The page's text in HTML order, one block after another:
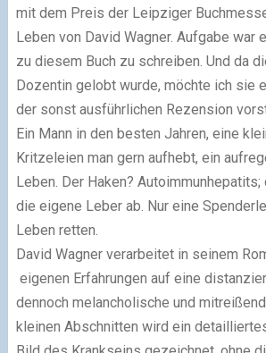
mit dem Preis der Leipziger
Leben von David Wagner. Aufgabe war
zu diesem Buch zu schreiben. Und da
Dozentin gelobt wurde, möchte ich sie
der sonst ausführlichen Rezension
Ein Mann in den besten Jahren, eine
Kritzeleien man gern aufhebt, ein
Leben. Der Haken?
die eigene Leber ab. Nur eine
Leben retten.
David Wagner verarbeitet in seinem
eigenen Erfahrungen auf eine
dennoch melancholische und
kleinen Abschnitten wird ein